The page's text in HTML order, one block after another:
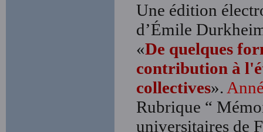
Une édition
d’Émile
«De quelques
contribution à
collectives».
Rubrique “
universitaires de